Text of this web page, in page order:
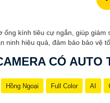
cho ngôi nhà hoặc doanh
kính tiêu cự ngắn, giúp
hiệu quả, đảm bảo bảo vệ
CÓ AUTO
Hồng Ngoại Full Color AI